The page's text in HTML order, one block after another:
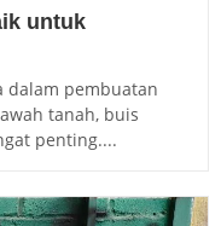
untuk
dalam pembuatan
tanah, buis
penting....